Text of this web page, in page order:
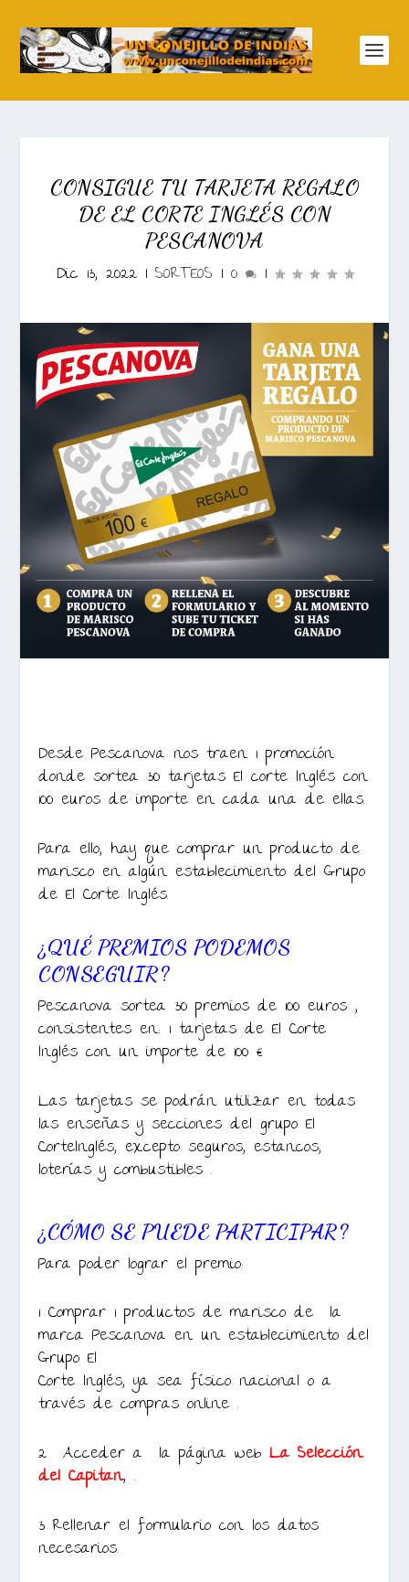
CONSIGUE TU TARJETA REGALO
DE EL CORTE INGLÉS CON
PESCANOVA
Dic 13, 2022| SORTEOS | 0 |
Desde Pescanova nos traen 1 promoción
donde sortea 30 tarjetas El corte Inglés con
100 euros de importe en cada una de ellas.
Para ello, hay que comprar un producto de
marisco en algún establecimiento del Grupo
de El Corte Inglés.
¿QUÉ PREMIOS PODEMOS
CONSEGUIR?
Pescanova sortea 30 premios de 100 euros ,
consistentes en: 1 tarjetas de El Corte
Inglés con un importe de 100 €
Las tarjetas se podrán utilizar en todas
las enseñas y secciones del grupo El
CorteInglés, excepto seguros, estancos,
loterías y combustibles .
¿CÓMO SE PUEDE PARTICIPAR?
Para poder lograr el premio:
1 Comprar 1 productos de marisco de la
marca Pescanova en un establecimiento del
Grupo El
Corte Inglés, ya sea físico nacional o a
través de compras online .
2 Acceder a la página webLa Selección
del Capitan, .
3 Rellenar el formulario con los datos
necesarios.